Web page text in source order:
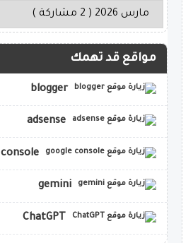
مواقع قد تهمك
blogger